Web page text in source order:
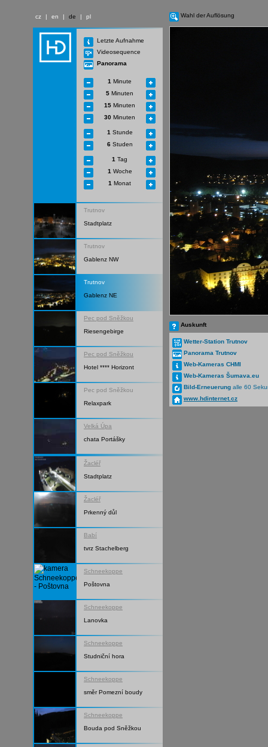
cz | en | de | pl
Letzte Aufnahme
Videosequence
Panorama
1 Minute
5 Minuten
15 Minuten
30 Minuten
1 Stunde
6Studen
1 Tag
1 Woche
1 Monat
Trutnov
Stadtplatz
Trutnov
Gablenz NW
Trutnov
Gablenz NE
Pec pod Sněžkou
Riesengebirge
Pec pod Sněžkou
Hotel **** Horizont
Pec pod Sněžkou
Relaxpark
Velká Úpa
chata Portášky
Žacléř
Stadtplatz
Žacléř
Prkenný důl
Babí
tvrz Stachelberg
Schneekoppe
Poštovna
Schneekoppe
Lanovka
Schneekoppe
Studniční hora
Schneekoppe
směr Pomezní boudy
Schneekoppe
Bouda pod Sněžkou
Wahl der Auflösung
Auskunft
Wetter-Station Trutnov
Panorama Trutnov
Web-Kameras CHMI
Web-Kameras Šumava.eu
Bild-Erneuerung alle 60
www.hdinternet.cz